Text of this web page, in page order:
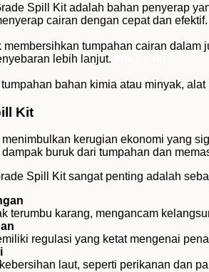
Spill Kit adalah bahan penyerap
cairan dengan cepat dan efektif.
tumpahan cairan
lebih lanjut.
bahan kimia atau minyak,
Kit
kerugian ekonomi yang
buruk dari tumpahan dan
Spill Kit sangat penting adalah
terumbu karang, mengancam
regulasi yang ketat mengenai
laut, seperti perikanan dan